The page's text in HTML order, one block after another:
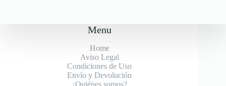
Menu
Home
Aviso Legal
Condiciones de Uso
Envío y Devolución
¿Quiénes somos?